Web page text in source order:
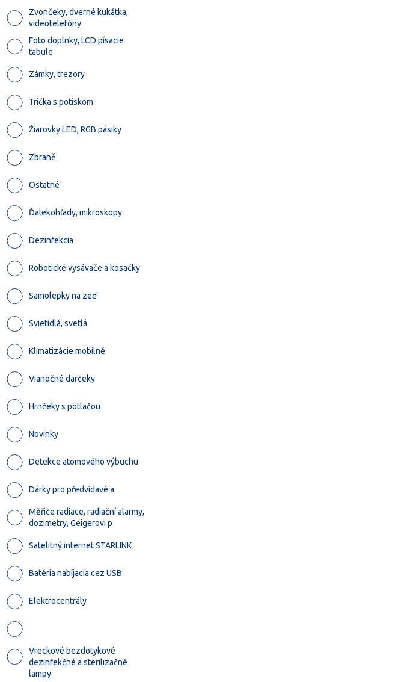
Zvončeky, dverné kukátka,
videotelefóny
Foto doplnky, LCD písacie
tabule
Zámky, trezory
Trička s potiskom
Žiarovky LED, RGB pásiky
Zbraně
Ostatné
Ďalekohľady, mikroskopy
Dezinfekcia
Robotické vysávače a kosačky
Samolepky na zeď
Svietidlá, svetlá
Klimatizácie mobilné
Vianočné darčeky
Hrnčeky s potlačou
Novinky
Detekce atomového výbuchu
Dárky pro předvídavé a
Měřiče radiace, radiační alarmy,
dozimetry, Geigerovi p
Satelitný internet STARLINK
Batéria nabíjacia cez USB
Elektrocentrály
Vreckové bezdotykové
dezinfekčné a sterilizačné
lampy